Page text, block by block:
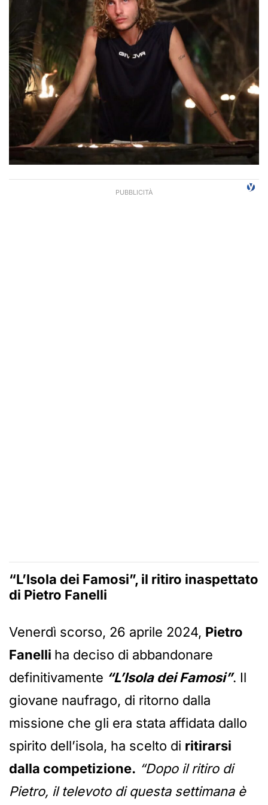
“L’Isola dei Famosi”, il ritiro inaspettato
di Pietro Fanelli
Venerdì scorso, 26 aprile 2024, Pietro
Fanelli ha deciso di abbandonare
definitivamente “L’Isola dei Famosi”. Il
giovane naufrago, di ritorno dalla
missione che gli era stata affidata dallo
spirito dell’isola, ha scelto di ritirarsi
dalla competizione. “Dopo il ritiro di
Pietro, il televoto di questa settimana è